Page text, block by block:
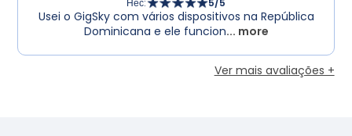
Usei o GigSky com vários dispositivos na República
Dominicana e ele funcion... more
Ver mais avaliações +